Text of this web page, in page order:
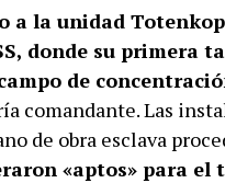
a la unidad
donde su primera
de
comandante. Las
de obra esclava
«aptos» para